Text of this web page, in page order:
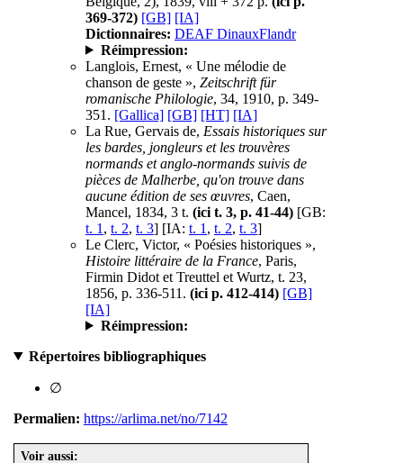
369-372) [GB] [IA]
Dictionnaires: DEAF DinauxFlandr
Réimpression:
Langlois, Ernest, « Une mélodie de
chanson de geste », Zeitschrift für
romanische Philologie, 34, 1910, p. 349-
351. [Gallica] [GB] [HT] [IA]
La Rue, Gervais de, Essais historiques sur
les bardes, jongleurs et les trouvères
normands et anglo-normands suivis de
pièces de Malherbe, qu'on trouve dans
aucune édition de ses œuvres, Caen,
Mancel, 1834, 3 t. (ici t. 3, p. 41-44) [GB:
t. 1 , t. 2, t. 3] [IA: t. 1 , t. 2, t. 3]
Le Clerc, Victor, « Poésies historiques »,
Histoire littéraire de la France, Paris,
Firmin Didot et Treuttel et Wurtz, t. 23,
1856, p. 336-511. (ici p. 412-414) [GB]
[IA]
Réimpression:
Répertoires bibliographiques
∅
Permalien: https://arlima.net/no/7142
Voir aussi: